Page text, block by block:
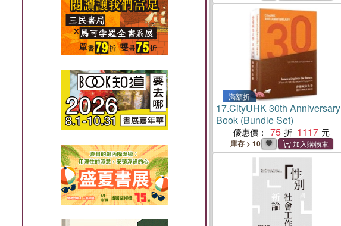
滿額折
17.CityUHK 30th Anniversary
Book (Bundle Set)
優惠價： 75 1117
庫存 > 10